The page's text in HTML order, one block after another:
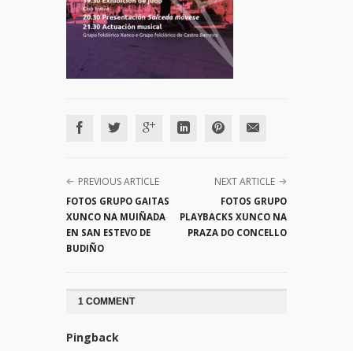
PREVIOUS ARTICLE
FOTOS GRUPO GAITAS
XUNCO NA MUIÑADA
EN SAN ESTEVO DE
BUDIÑO
NEXT ARTICLE
FOTOS GRUPO
PLAYBACKS XUNCO NA
PRAZA DO CONCELLO
1 COMMENT
Pingback